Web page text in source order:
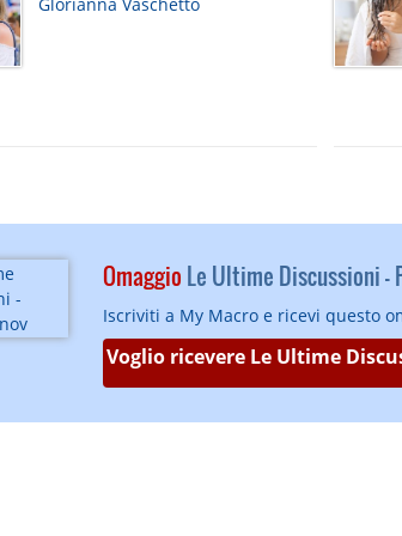
Omaggio Le Ultime Discussioni -
Iscriviti a My Macro e ricevi questo
Voglio ricevere Le Ultime